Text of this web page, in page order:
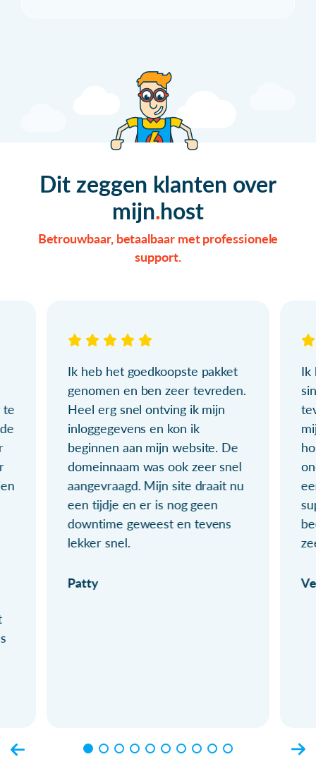
Dit zeggen klanten over
mijn host
Betrouwbaar, betaalbaar met professionele
support.
te
Ik heb het goedkoopste pakket
genomen en ben zeer tevreden.
Heel erg snel ontving ik mijn
inloggegevens en kon ik
beginnen aan mijn website. De
domeinnaam was ook zeer snel
aangevraagd. Mijn site draait nu
een tijdje en er is nog geen
downtime geweest en tevens
lekker snel.
Patty
Ik